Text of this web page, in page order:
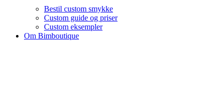
Bestil custom smykke
Custom guide og priser
Custom eksempler
Om Bimboutique